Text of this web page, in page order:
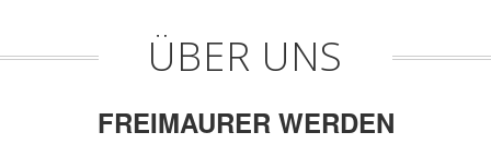
ÜBER UNS
FREIMAURER WERDEN